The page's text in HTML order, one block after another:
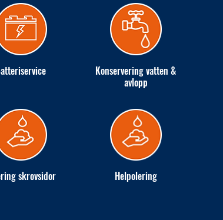
Konservering vatten &
avlopp
skrovsidor Helpolering